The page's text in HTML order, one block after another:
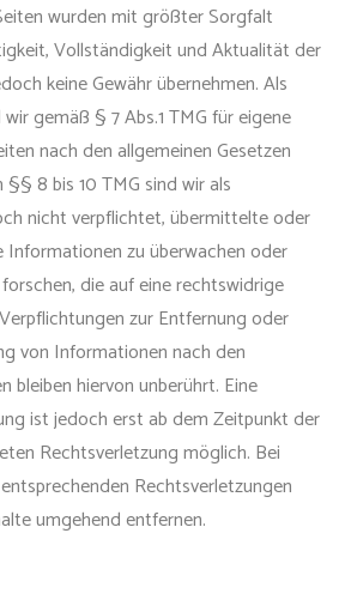
wurden mit größter Sorgfalt
Vollständigkeit und Aktualität der
keine Gewähr übernehmen. Als
gemäß § 7 Abs.1 TMG für eigene
nach den allgemeinen Gesetzen
8 bis 10 TMG sind wir als
nicht verpflichtet, übermittelte oder
zu überwachen oder
die auf eine rechtswidrige
zur Entfernung oder
von Informationen nach den
bleiben hiervon unberührt. Eine
ist jedoch erst ab dem Zeitpunkt der
Rechtsverletzung möglich. Bei
Rechtsverletzungen
umgehend entfernen.